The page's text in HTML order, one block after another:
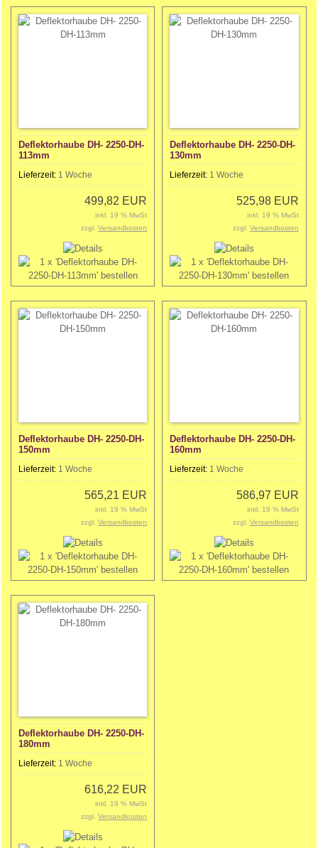
Deflektorhaube DH- 2250-DH-
113mm
Lieferzeit: 1 Woche
499,82 EUR
inkl. 19 % MwSt
zzgl.Versandkosten
Deflektorhaube DH- 2250-DH-
130mm
Lieferzeit: 1 Woche
525,98 EUR
inkl. 19 % MwSt
zzgl. Versandkosten
Deflektorhaube DH- 2250-DH-
150mm
Lieferzeit: 1 Woche
565,21 EUR
inkl. 19 % MwSt
zzgl.Versandkosten
Deflektorhaube DH- 2250-DH-
160mm
Lieferzeit: 1 Woche
586,97 EUR
inkl. 19 % MwSt
zzgl. Versandkosten
Deflektorhaube DH- 2250-DH-
180mm
Lieferzeit: 1 Woche
616,22 EUR
inkl. 19 % MwSt
zzgl.Versandkosten